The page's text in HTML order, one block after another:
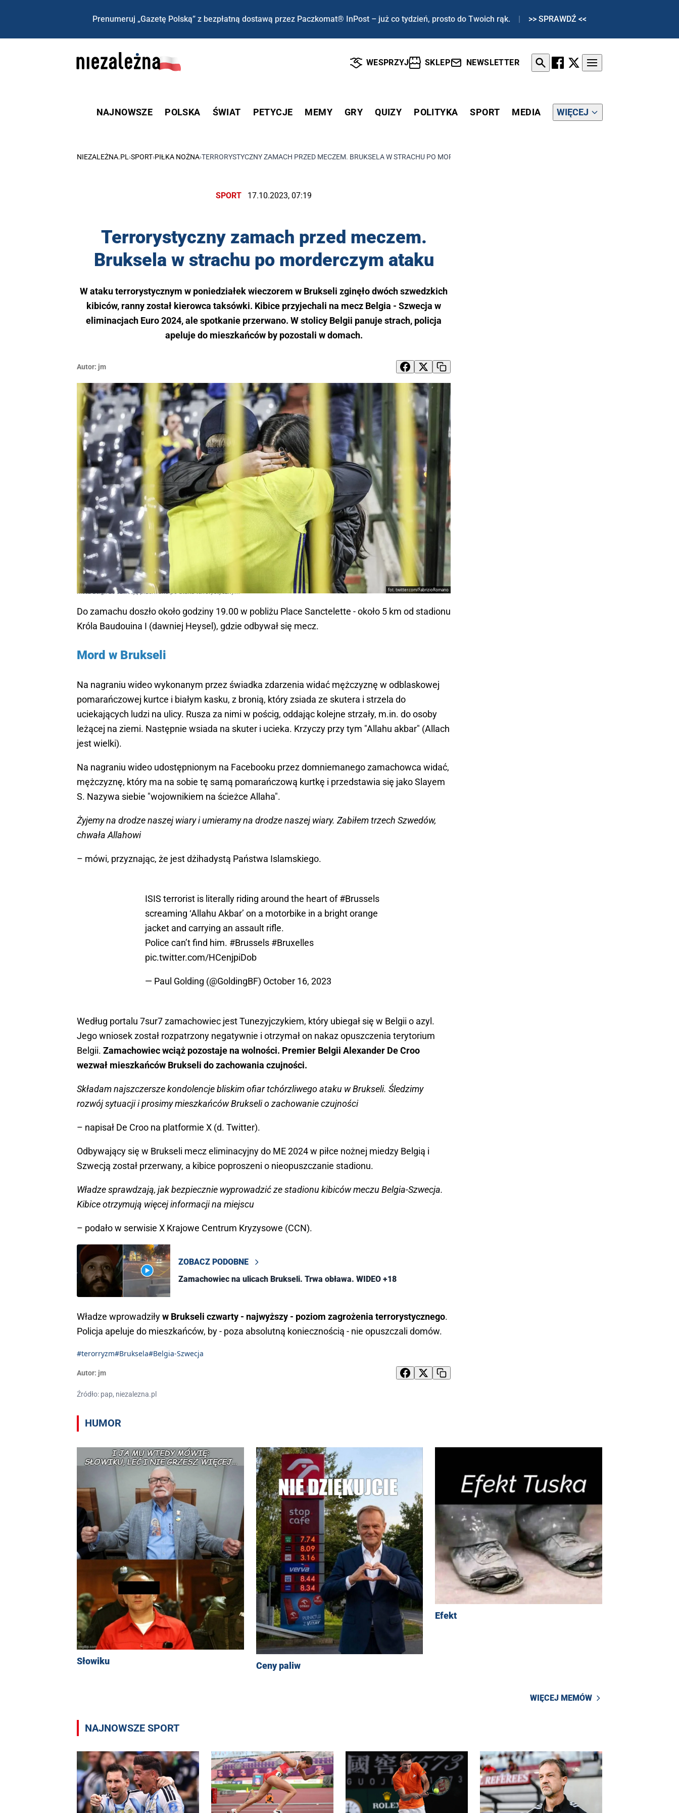
Prenumeruj „Gazetę Polską” z bezpłatną dostawą przez Paczkomat® InPost – już co tydzień, prosto do Twoich rąk. | >> SPRAWDŹ <<
WESPRZYJ SKLEP NEWSLETTER
NAJNOWSZE POLSKA ŚWIAT PETYCJE MEMY GRY QUIZY POLITYKA SPORT MEDIA WIĘCEJ
NIEZALEŻNA.PL ›SPORT›PIŁKA NOŻNA›TERRORYSTYCZNY ZAMACH PRZED MECZEM. BRUKSELA W STRACHU PO MORDERCZYM ATAKU
SPORT 17.10.2023, 07:19
Terrorystyczny zamach przed meczem.
Bruksela w strachu po morderczym ataku
W ataku terrorystycznym w poniedziałek wieczorem w Brukseli zginęło dwóch szwedzkich
kibiców, ranny został kierowca taksówki. Kibice przyjechali na mecz Belgia - Szwecja w
eliminacjach Euro 2024, ale spotkanie przerwano. W stolicy Belgii panuje strach, policja
apeluje do mieszkańców by pozostali w domach.
Autor: jm
fot. twitter.com/FabrizioRomano
Mecz Belgii ze Szwecją przerwano po ataku terrorystycznym
Do zamachu doszło około godziny 19.00 w pobliżu Place Sanctelette - około 5 km od stadionu
Króla Baudouina I (dawniej Heysel), gdzie odbywał się mecz.
Mord w Brukseli
Na nagraniu wideo wykonanym przez świadka zdarzenia widać mężczyznę w odblaskowej
pomarańczowej kurtce i białym kasku, z bronią, który zsiada ze skutera i strzela do
uciekających ludzi na ulicy. Rusza za nimi w pościg, oddając kolejne strzały, m.in. do osoby
leżącej na ziemi. Następnie wsiada na skuter i ucieka. Krzyczy przy tym "Allahu akbar" (Allach
jest wielki).
Na nagraniu wideo udostępnionym na Facebooku przez domniemanego zamachowca widać,
mężczyznę, który ma na sobie tę samą pomarańczową kurtkę i przedstawia się jako Slayem
S. Nazywa siebie "wojownikiem na ścieżce Allaha".
Żyjemy na drodze naszej wiary i umieramy na drodze naszej wiary. Zabiłem trzech Szwedów,
chwała Allahowi
– mówi, przyznając, że jest dżihadystą Państwa Islamskiego.
ISIS terrorist is literally riding around the heart of#Brussels
screaming ‘Allahu Akbar’ on a motorbike in a bright orange
jacket and carrying an assault rifle.
Police can’t find him. #Brussels #Bruxelles
pic.twitter.com/HCenjpiDob
— Paul Golding (@GoldingBF) October 16, 2023
Według portalu 7sur7 zamachowiec jest Tunezyjczykiem, który ubiegał się w Belgii o azyl.
Jego wniosek został rozpatrzony negatywnie i otrzymał on nakaz opuszczenia terytorium
Belgii. Zamachowiec wciąż pozostaje na wolności. Premier Belgii Alexander De Croo
wezwał mieszkańców Brukseli do zachowania czujności.
Składam najszczersze kondolencje bliskim ofiar tchórzliwego ataku w Brukseli. Śledzimy
rozwój sytuacji i prosimy mieszkańców Brukseli o zachowanie czujności
– napisał De Croo na platformie X (d. Twitter).
Odbywający się w Brukseli mecz eliminacyjny do ME 2024 w piłce nożnej miedzy Belgią i
Szwecją został przerwany, a kibice poproszeni o nieopuszczanie stadionu.
Władze sprawdzają, jak bezpiecznie wyprowadzić ze stadionu kibiców meczu Belgia-Szwecja.
Kibice otrzymują więcej informacji na miejscu
– podało w serwisie X Krajowe Centrum Kryzysowe (CCN).
ZOBACZ PODOBNE
Zamachowiec na ulicach Brukseli. Trwa obława. WIDEO +18
Władze wprowadziływ Brukseli czwarty - najwyższy - poziom zagrożenia terrorystycznego.
Policja apeluje do mieszkańców, by - poza absolutną koniecznością - nie opuszczali domów.
#terorryzm#Bruksela#Belgia-Szwecja
Autor: jm
Źródło: pap, niezalezna.pl
HUMOR
Słowiku Ceny paliw
Efekt
WIĘCEJ MEMÓW
NAJNOWSZE SPORT